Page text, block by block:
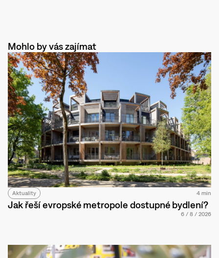
Mohlo by vás zajímat
Aktuality 4 min
Jak řeší evropské metropole dostupné bydlení?
6 / 8 / 2026